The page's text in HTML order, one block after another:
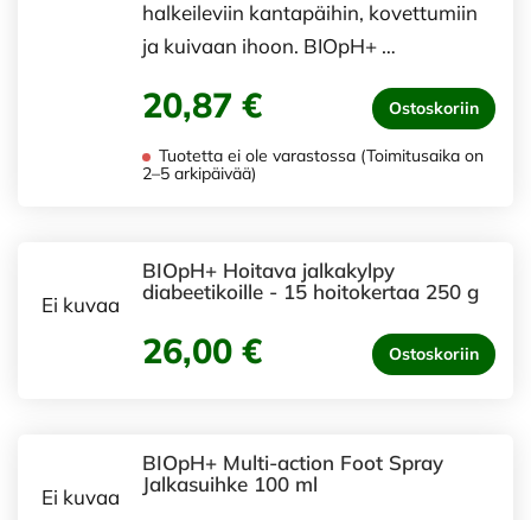
halkeileviin kantapäihin, kovettumiin
ja kuivaan ihoon. BIOpH+ …
20,87 € Ostoskoriin
Tuotetta ei ole varastossa (Toimitusaika on
2–5 arkipäivää)
Ei kuvaa
BIOpH+ Hoitava jalkakylpy
diabeetikoille - 15 hoitokertaa 250 g
26,00 € Ostoskoriin
Ei kuvaa
BIOpH+ Multi-action Foot Spray
Jalkasuihke 100 ml